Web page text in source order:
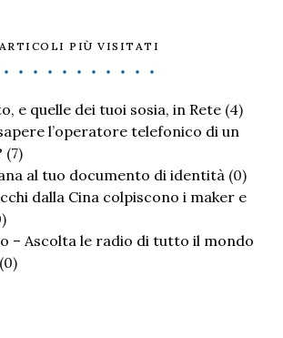
ARTICOLI PIÙ VISITATI
e quelle dei tuoi sosia, in Rete (4)
l’operatore telefonico di un
(7)
al tuo documento di identità (0)
dalla Cina colpiscono i maker e
– Ascolta le radio di tutto il mondo
(0)